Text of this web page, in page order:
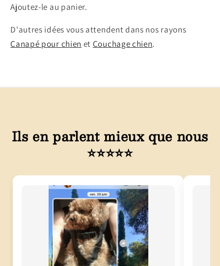
Ajoutez-le au panier.
D'autres idées vous attendent dans nos rayons
Canapé pour chien et Couchage chien.
Ils en parlent mieux que nous
⭐⭐⭐⭐⭐